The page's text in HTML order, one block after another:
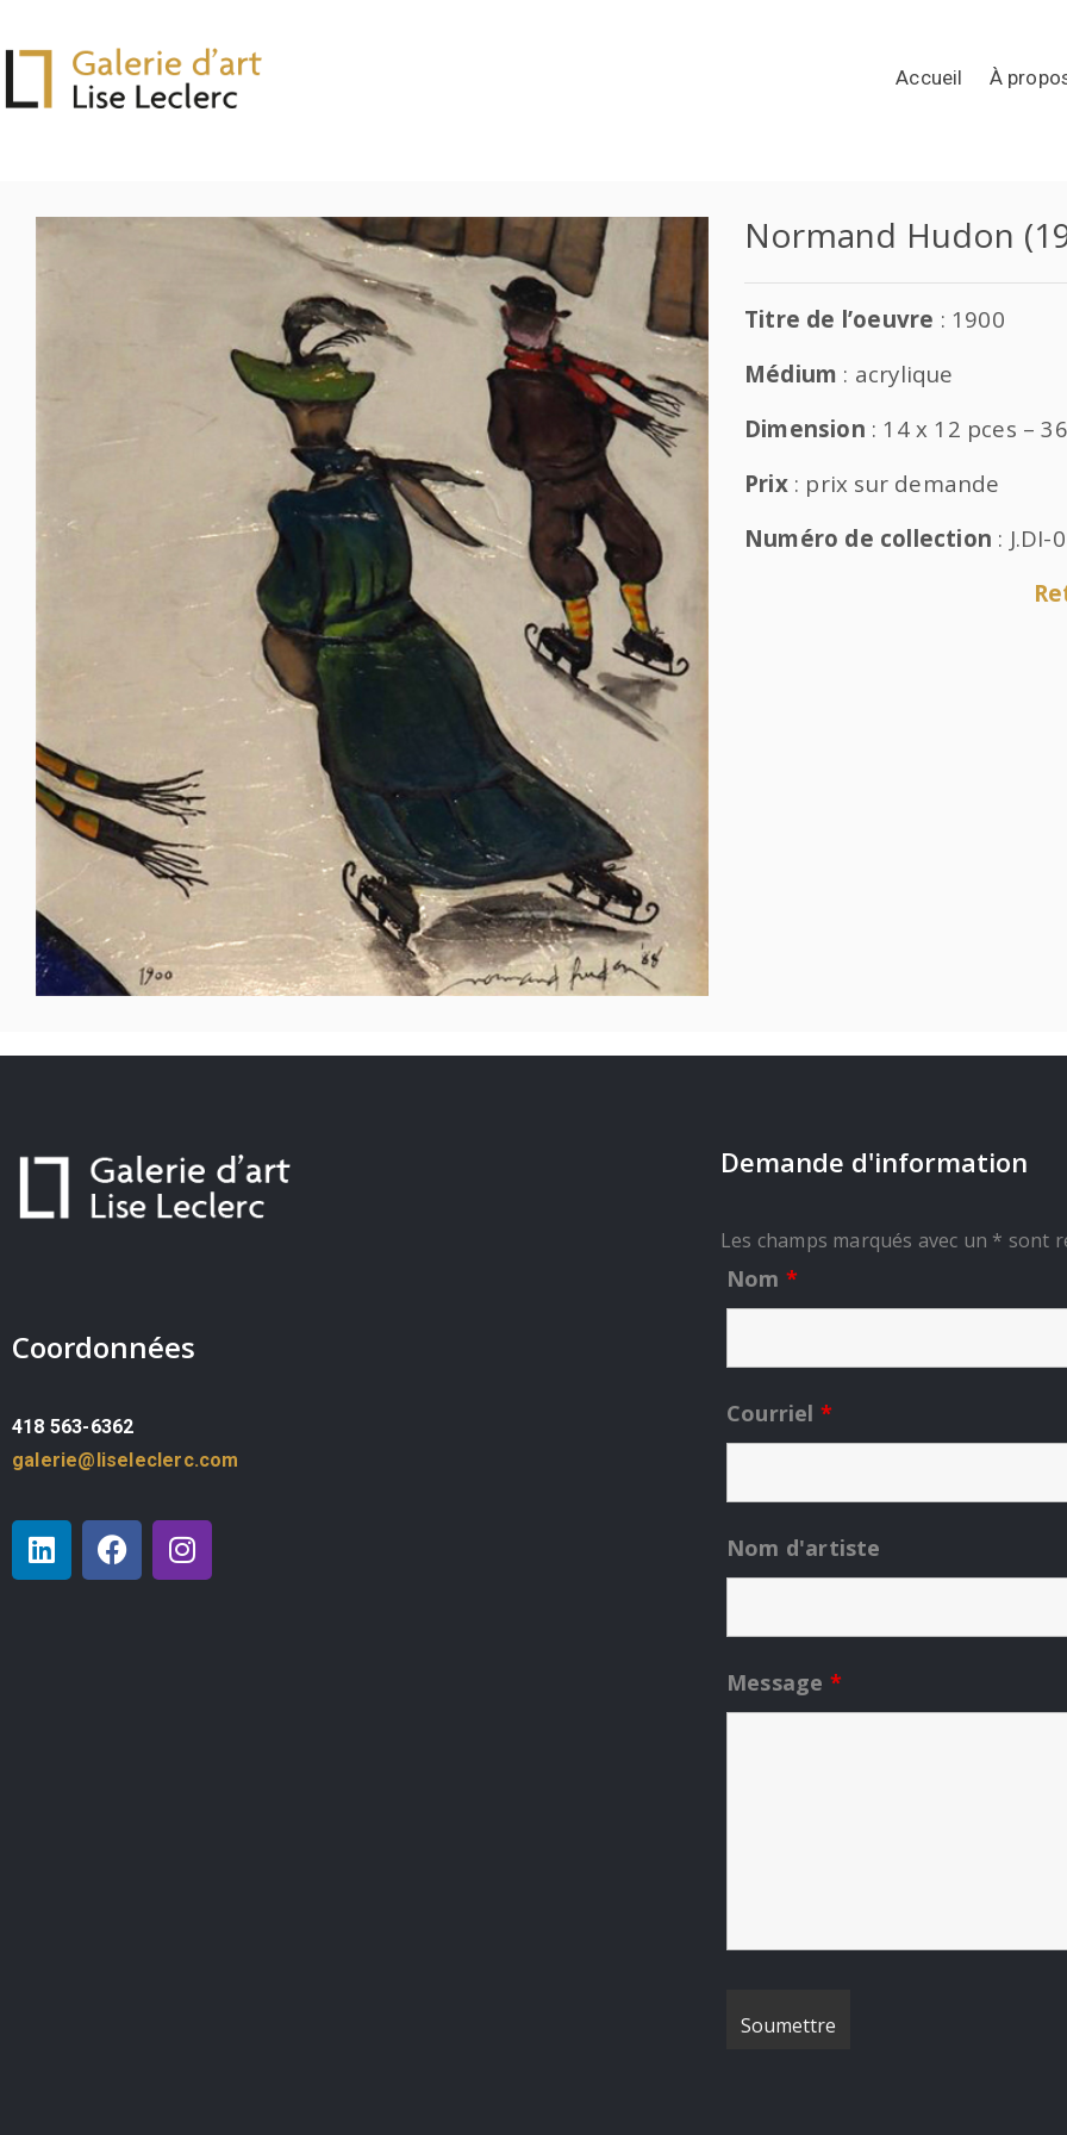
Accueil À
Normand Hudon
Titre de l’oeuvre : 1900
Médium : acrylique
Dimension : 14 x 12 pces –
Prix: prix sur demande
Numéro de collection : J.DI-
Coordonnées
418 563-6362
galerie@liseleclerc.com
Demande d'information
Les champs marqués avec un * sont
Nom *
Courriel *
Nom d'artiste
Message *